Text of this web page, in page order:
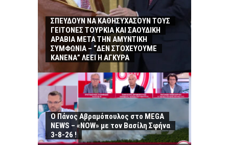
ΣΠΕΥΔΟΥΝ ΝΑ ΚΑΘΗΣΥΧΑΣΟΥΝ ΤΟΥΣ
ΓΕΙΤΟΝΕΣ ΤΟΥΡΚΙΑ ΚΑΙ ΣΑΟΥΔΙΚΗ
ΑΡΑΒΙΑ ΜΕΤΑ ΤΗΝ ΑΜΥΝΤΙΚΗ
ΣΥΜΦΩΝΙΑ – “ΔΕΝ ΣΤΟΧΕΥΟΥΜΕ
ΚΑΝΕΝΑ” ΛΕΕΙ Η ΑΓΚΥΡΑ
Ο Πάνος Αβραμόπουλος στο MEGA
NEWS – «NOW» με τον Βασίλη Σφήνα
3-8-26 !